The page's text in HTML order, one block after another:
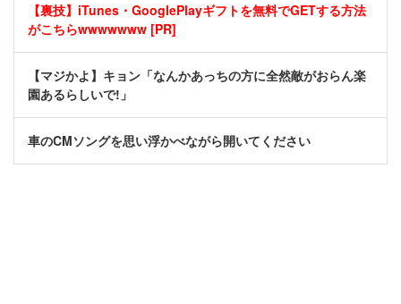
【裏技】iTunes・GooglePlayギフトを無料でGETする方法
がこちらwwwwwww [PR]
【マジかよ】キョン「なんかあっちの方に全然敵がおらん楽
園あるらしいで!」
車のCMソングを思い浮かべながら開いてください